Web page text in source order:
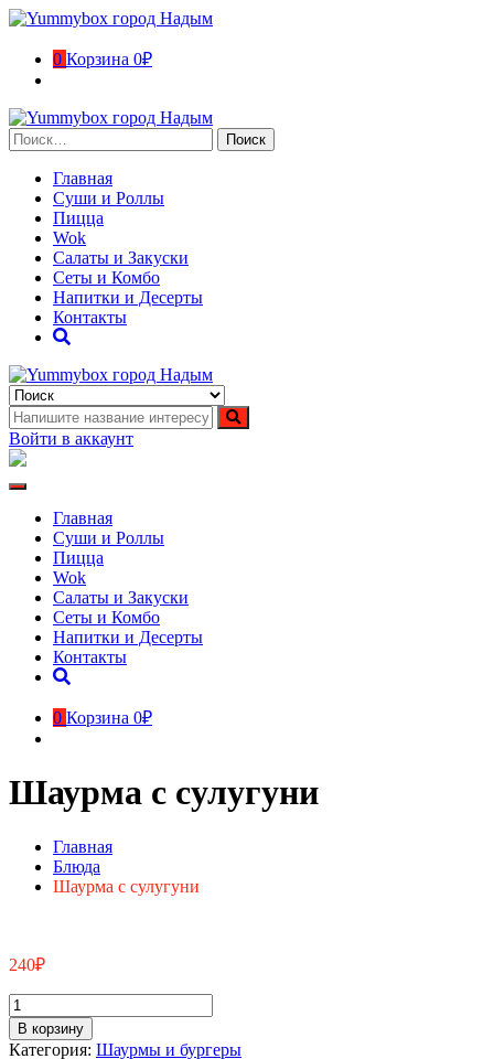
Перейти
содержимому
0 Корзина 0₽
Найти:
Главная
Суши и Роллы
Пицца
Wok
Салаты и Закуски
Сеты и Комбо
Напитки и Десерты
Контакты
Yummybox город Надым
Суши, роллы, пицца, вок в городе Надым. Ямало-Ненецкий
автономный округ
Войти в аккаунт
Главная
Суши и Роллы
Пицца
Wok
Салаты и Закуски
Сеты и Комбо
Напитки и Десерты
Контакты
0 Корзина 0₽
Шаурма с сулугуни
Главная
Блюда
Шаурма с сулугуни
240₽
Количество
товара
Шаурма
В корзину
Категория: Шаурмы и бургеры